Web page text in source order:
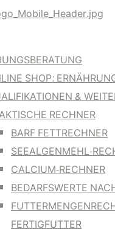
SHOP:
&
RECHNER
BARF FETTRECHNER
SEEALGENMEHL-
CALCIUM-RECHNER
BEDARFSWERTE
FERTIGFUTTER